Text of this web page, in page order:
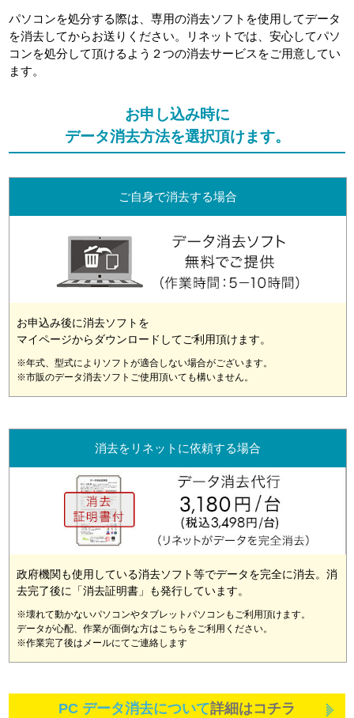
パソコンを処分する際は、専用の消去ソフトを使用してデータ
を消去してからお送りください。リネットでは、安心してパソ
コンを処分して頂けるよう２つの消去サービスをご用意してい
ます。
お申し込み時に
データ消去方法を選択頂けます。
ご自身で消去する場合
お申込み後に消去ソフトを
マイページからダウンロードしてご利用頂けます。
※年式、型式によりソフトが適合しない場合がございます。
※市販のデータ消去ソフトご使用頂いても構いません。
消去をリネットに依頼する場合
政府機関も使用している消去ソフト等でデータを完全に消去。消
去完了後に「消去証明書」も発行しています。
※壊れて動かないパソコンやタブレットパソコンもご利用頂けます。
データが心配、作業が面倒な方はこちらをご利用ください。
※作業完了後はメールにてご連絡します
PC データ消去について詳細はコチラ